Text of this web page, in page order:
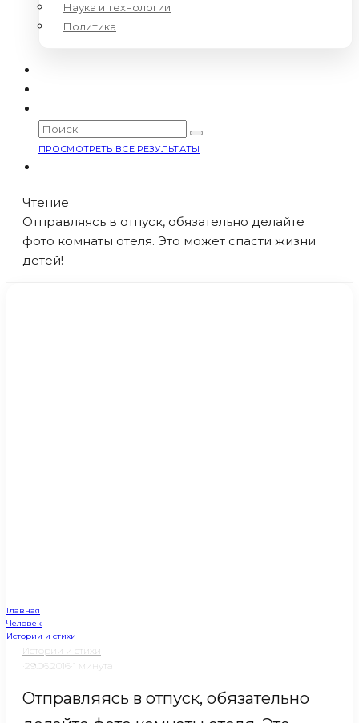
Наука и технологии
Политика
ПРОСМОТРЕТЬ ВСЕ РЕЗУЛЬТАТЫ
Чтение
Отправляясь в отпуск, обязательно делайте
фото комнаты отеля. Это может спасти жизни
детей!
Главная
Человек
Истории и стихи
Истории и стихи
29.06.2016 1 минута
Отправляясь в отпуск, обязательно